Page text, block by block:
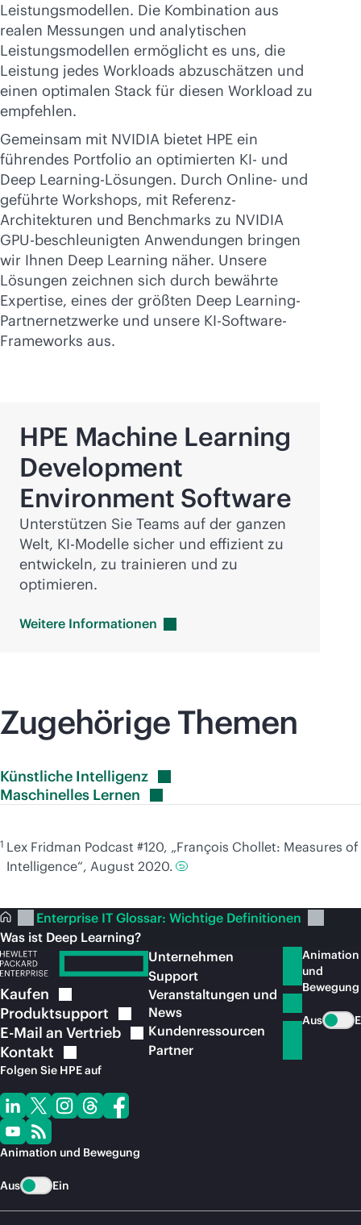
Leistungsmodellen. Die Kombination aus
realen Messungen und analytischen
Leistungsmodellen ermöglicht es uns, die
Leistung jedes Workloads abzuschätzen und
einen optimalen Stack für diesen Workload zu
empfehlen.
Gemeinsam mit NVIDIA bietet HPE ein
führendes Portfolio an optimierten KI- und
Deep Learning-Lösungen. Durch Online- und
geführte Workshops, mit Referenz-
Architekturen und Benchmarks zu NVIDIA
GPU-beschleunigten Anwendungen bringen
wir Ihnen Deep Learning näher. Unsere
Lösungen zeichnen sich durch bewährte
Expertise, eines der größten Deep Learning-
Partnernetzwerke und unsere KI-Software-
Frameworks aus.
HPE Machine Learning
Development
Environment Software
Unterstützen Sie Teams auf der ganzen
Welt, KI-Modelle sicher und effizient zu
entwickeln, zu trainieren und zu
optimieren.
Weitere Informationen
Zugehörige Themen
Künstliche Intelligenz
Maschinelles Lernen
1 Lex Fridman Podcast #120, „François Chollet: Measures of
Intelligence“, August 2020.
Enterprise IT Glossar: Wichtige Definitionen
Was ist Deep Learning?
Kaufen
Produktsupport
E-Mail an Vertrieb
Kontakt
Folgen Sie HPE auf
Animation und Bewegung
Aus Ein
Unternehmen
Support
Veranstaltungen und
News
Kundenressourcen
Partner
Animation
und
Bewegung
Aus